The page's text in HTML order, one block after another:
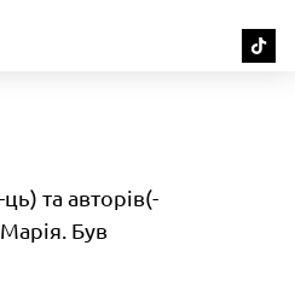
та авторів(-
Був